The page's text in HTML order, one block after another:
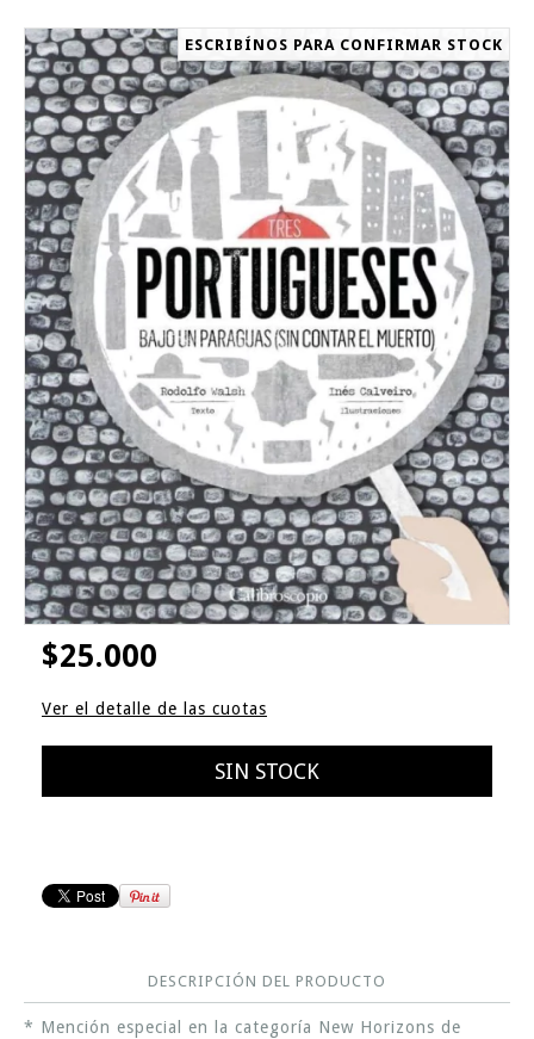
ESCRIBÍNOS PARA CONFIRMAR STOCK
$25.000
Ver el detalle de las cuotas
DESCRIPCIÓN DEL PRODUCTO
* Mención especial en la categoría New Horizons de